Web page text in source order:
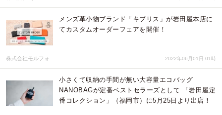
​メンズ​革小物ブランド「キプリス」が岩田屋本店に
てカスタムオーダーフェアを開催！
株式会社モルフォ 2022年06月01日 01時
小さくて収納の手間が無い大容量エコバッグ
NANOBAGが定番ベストセラーズとして 「岩田屋定
番コレクション」（福岡市）に5月25日より出店！